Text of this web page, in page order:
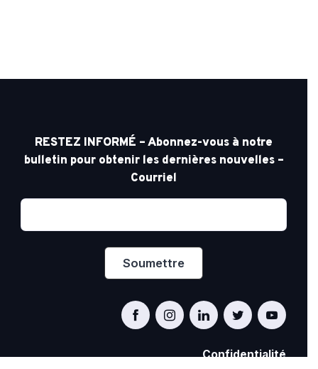
RESTEZ INFORMÉ – Abonnez-vous à notre
bulletin pour obtenir les dernières nouvelles –
Courriel
Confidentialité